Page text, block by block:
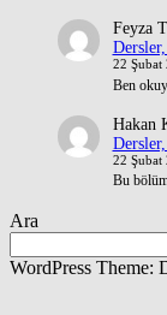
Feyza
22 Şubat
Ben
Hakan
22 Şubat
Bu
Ara
WordPress Theme: